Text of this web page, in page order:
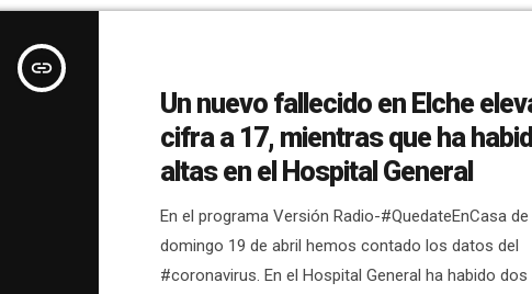
insert_link
Un nuevo fallecido en Elche
cifra a 17, mientras que ha
altas en el Hospital General
En el programa Versión Radio-#QuedateEnCasa
domingo 19 de abril hemos contado los datos del
#coronavirus. En el Hospital General ha habido